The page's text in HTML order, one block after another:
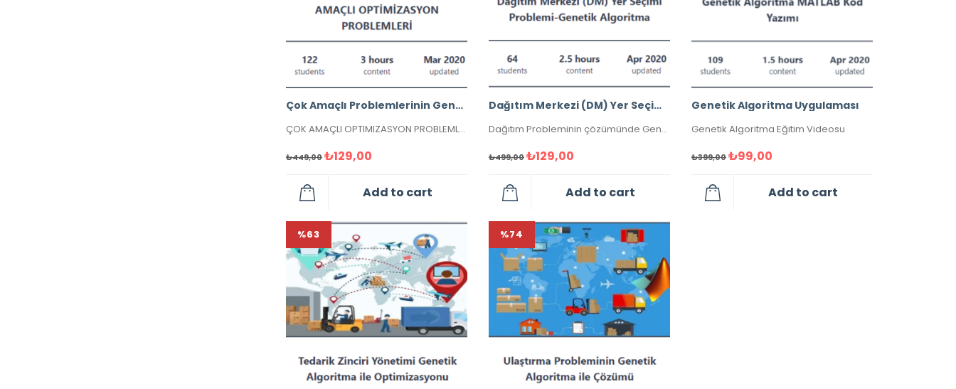
Çok Amaçlı Problemlerinin Genetik Algoritma İle Optimizasyonu
ÇOK AMAÇLI OPTIMIZASYON PROBLEMLERI
₺449,00₺129,00
Add to cart
Dağıtım Merkezi (DM) Yer Seçimi Probleminde Genetik Algoritma
Dağıtım Probleminin çözümünde Genetik algoritma
₺499,00₺129,00
Add to cart
Genetik Algoritma Uygulaması
Genetik Algoritma Eğitim Videosu
₺399,00₺99,00
Add to cart
%63 %74